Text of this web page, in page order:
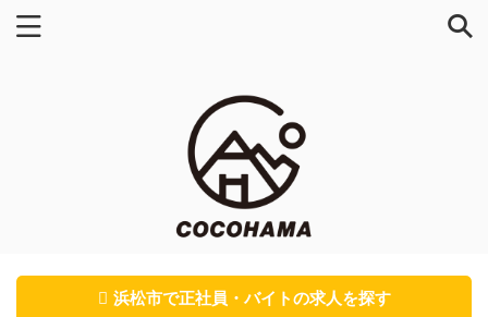
浜松市で正社員・バイトの求人を探す